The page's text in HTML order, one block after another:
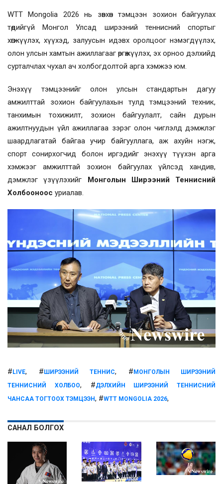
WTT Mongolia 2026 нь зөвхөн тэмцээн зохион байгуулах
төдийгүй Монгол Улсад ширээний теннисний спортыг
хөгжүүлэх, хүүхэд, залуусын идэвх оролцоог нэмэгдүүлэх,
олон улсын хамтын ажиллагааг өргөжүүлэх, эх орноо дэлхийд
сурталчлах чухал ач холбогдолтой арга хэмжээ юм.
Энэхүү тэмцээнийг олон улсын стандартын дагуу
амжилттай зохион байгуулахын тулд тэмцээний техник,
танхимын тохижилт, зохион байгуулалт, сайн дурын
ажилтнуудын үйл ажиллагаа зэрэг олон чиглэлд дэмжлэг
шаардлагатай байгаа учир байгууллага, аж ахуйн нэгж,
спорт сонирхогчид болон иргэдийг энэхүү түүхэн арга
хэмжээг амжилттай зохион байгуулах үйлсэд хандив,
дэмжлэг үзүүлэхийг Монголын Ширээний Теннисний
Холбооноос уриалав.
# LIVE, # ШИРЭЭНИЙ ТЕННИС, # МОНГОЛЫН ШИРЭЭНИЙ
ТЕННИСНИЙ ХОЛБОО, #ДЭЛХИЙН ШИРЭЭНИЙ ТЕННИСНИЙ
ЧАНСАА ТОГТООХ ТЭМЦЭЭН, #WTT MONGOLIA 2026,
САНАЛ БОЛГОХ